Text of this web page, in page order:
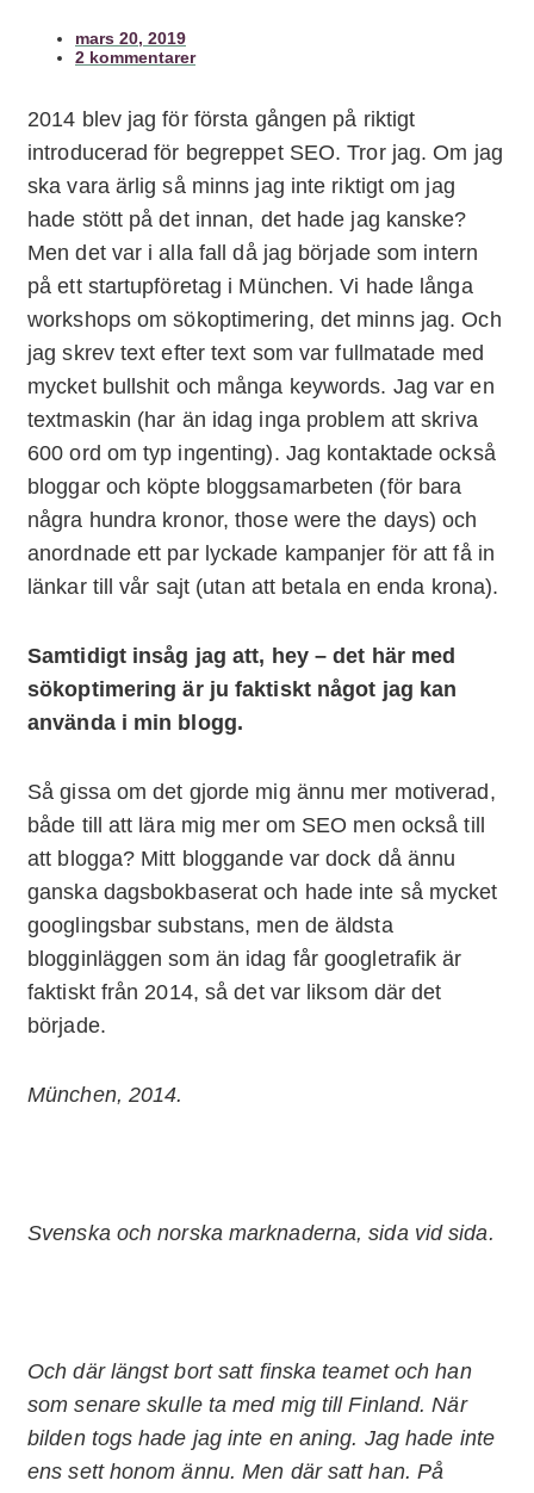
mars 20, 2019
2 kommentarer
2014 blev jag för första gången på riktigt
introducerad för begreppet SEO. Tror jag. Om jag
ska vara ärlig så minns jag inte riktigt om jag
hade stött på det innan, det hade jag kanske?
Men det var i alla fall då jag började som intern
på ett startupföretag i München. Vi hade långa
workshops om sökoptimering, det minns jag. Och
jag skrev text efter text som var fullmatade med
mycket bullshit och många keywords. Jag var en
textmaskin (har än idag inga problem att skriva
600 ord om typ ingenting). Jag kontaktade också
bloggar och köpte bloggsamarbeten (för bara
några hundra kronor, those were the days) och
anordnade ett par lyckade kampanjer för att få in
länkar till vår sajt (utan att betala en enda krona).
Samtidigt insåg jag att, hey – det här med
sökoptimering är ju faktiskt något jag kan
använda i min blogg.
Så gissa om det gjorde mig ännu mer motiverad,
både till att lära mig mer om SEO men också till
att blogga? Mitt bloggande var dock då ännu
ganska dagsbokbaserat och hade inte så mycket
googlingsbar substans, men de äldsta
blogginläggen som än idag får googletrafik är
faktiskt från 2014, så det var liksom där det
började.
München, 2014.
Svenska och norska marknaderna, sida vid sida.
Och där längst bort satt finska teamet och han
som senare skulle ta med mig till Finland. När
bilden togs hade jag inte en aning. Jag hade inte
ens sett honom ännu. Men där satt han. På